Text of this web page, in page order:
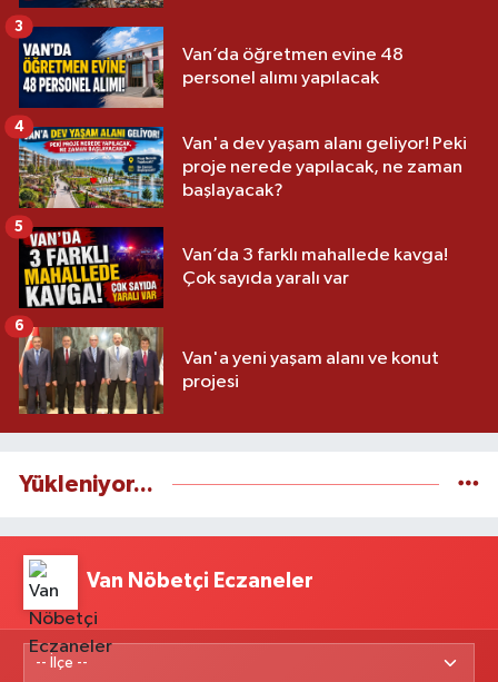
Van’da öğretmen evine 48
personel alımı yapılacak
3
Van'a dev yaşam alanı geliyor! Peki
proje nerede yapılacak, ne zaman
başlayacak?
4
Van’da 3 farklı mahallede kavga!
Çok sayıda yaralı var
5
Van'a yeni yaşam alanı ve konut
projesi
6
Yükleniyor...
Van Nöbetçi Eczaneler